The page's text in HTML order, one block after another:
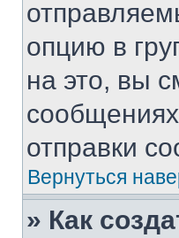
опцию в
на это, вы
отправки
Вернуться
» Как